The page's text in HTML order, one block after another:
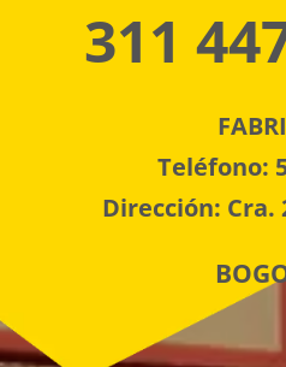
311
Teléfono:
Dirección: Cra.